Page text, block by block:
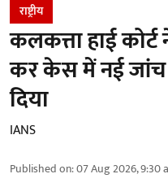
राष्ट्रीय
कलकत्ता हाई
कर केस में नई जांच
दिया
IANS
Published on:07 Aug 2026, 9:30